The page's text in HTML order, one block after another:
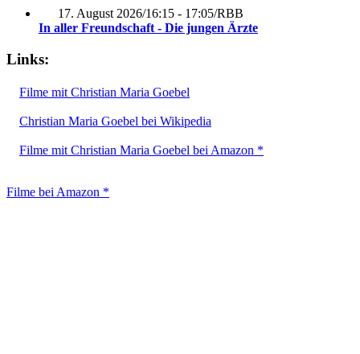
17. August 2026/16:15 - 17:05/RBB
In aller Freundschaft - Die jungen Ärzte
Links:
Filme mit Christian Maria Goebel
Christian Maria Goebel bei Wikipedia
Filme mit Christian Maria Goebel bei Amazon *
Filme bei Amazon *